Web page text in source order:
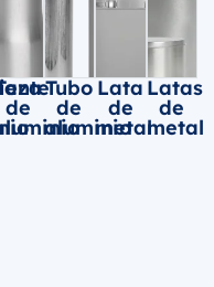
de
Tubo
de
aluminio
Lata
de
metal
Latas
de
metal